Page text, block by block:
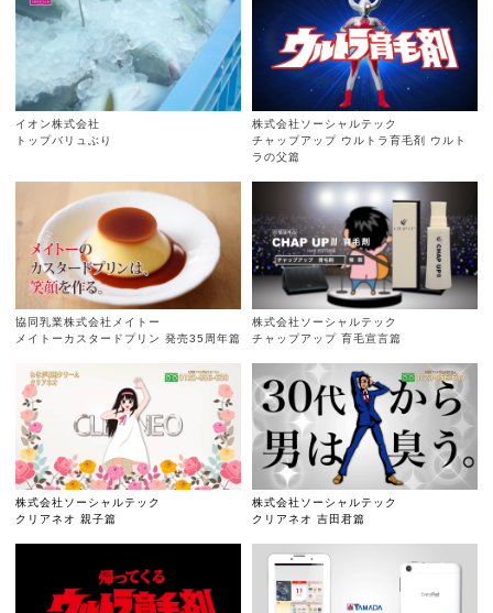
イオン株式会社
トップバリュぶり
株式会社ソーシャルテック
チャップアップ ウルトラ育毛剤 ウルト
ラの父篇
協同乳業株式会社メイトー
メイトーカスタードプリン 発売35周年篇
株式会社ソーシャルテック
チャップアップ 育毛宣言篇
株式会社ソーシャルテック
クリアネオ 親子篇
株式会社ソーシャルテック
クリアネオ 吉田君篇